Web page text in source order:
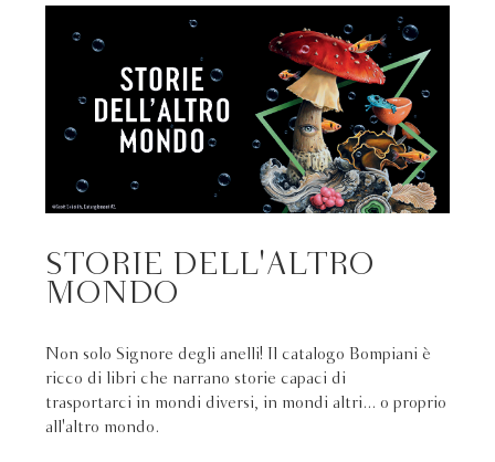
STORIE DELL'ALTRO
MONDO
Non solo Signore degli anelli! Il catalogo Bompiani è
ricco di libri che narrano storie capaci di
trasportarci in mondi diversi, in mondi altri... o proprio
all'altro mondo.